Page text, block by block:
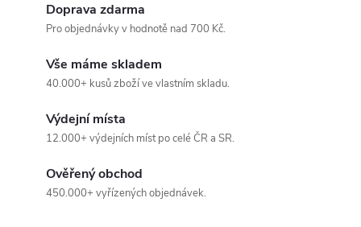
Doprava zdarma
Pro objednávky v hodnotě nad 700 Kč.
Vše máme skladem
40.000+ kusů zboží ve vlastním skladu.
Výdejní místa
12.000+ výdejních míst po celé ČR a SR.
Ověřený obchod
450.000+ vyřízených objednávek.